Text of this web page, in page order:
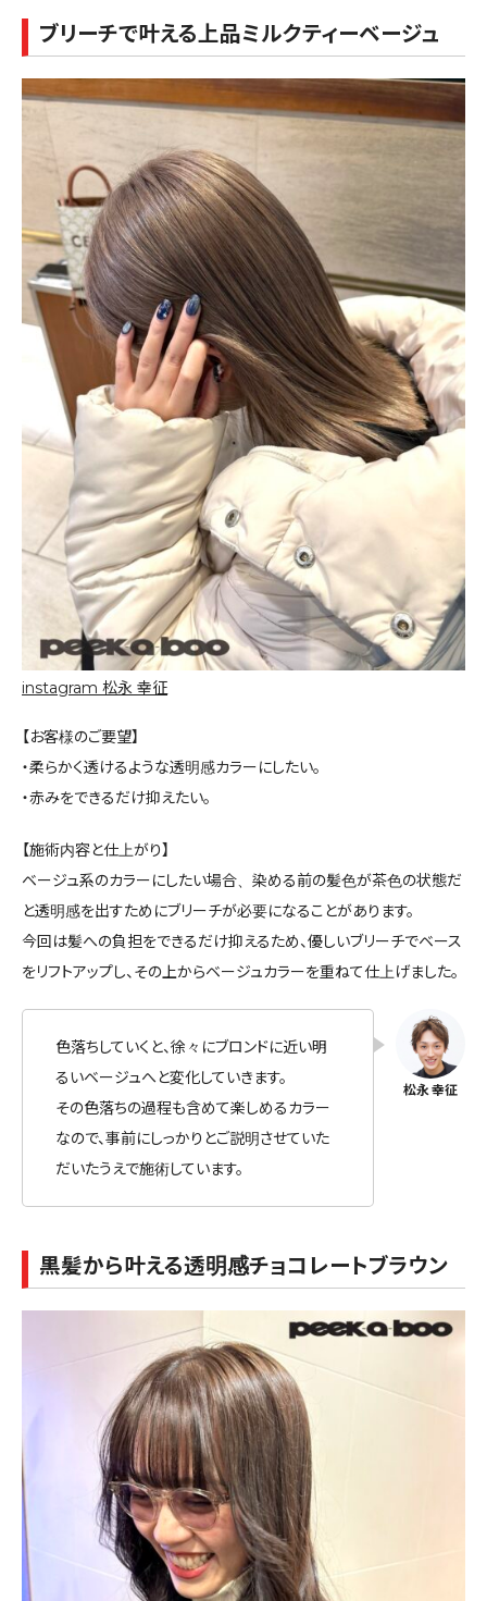
ブリーチで叶える上品ミルクティーベージュ
instagram 松永 幸征
【お客様のご要望】
・柔らかく透けるような透明感カラーにしたい。
・赤みをできるだけ抑えたい。
【施術内容と仕上がり】
ベージュ系のカラーにしたい場合、染める前の髪色が茶色の状態だ
と透明感を出すためにブリーチが必要になることがあります。
今回は髪への負担をできるだけ抑えるため、優しいブリーチでベース
をリフトアップし、その上からベージュカラーを重ねて仕上げました。
色落ちしていくと、徐々にブロンドに近い明
るいベージュへと変化していきます。
その色落ちの過程も含めて楽しめるカラー
なので、事前にしっかりとご説明させていた
だいたうえで施術しています。
黒髪から叶える透明感チョコレートブラウン